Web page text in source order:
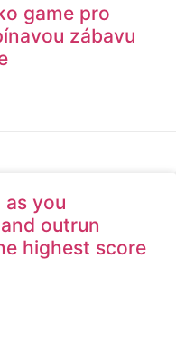
game pro
zábavu
as you
outrun
highest score